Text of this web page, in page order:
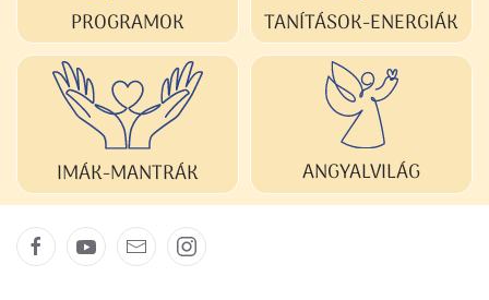
PROGRAMOK TANÍTÁSOK-ENERGIÁK
IMÁK-MANTRÁK ANGYALVILÁG